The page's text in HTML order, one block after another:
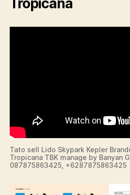
Tropicana
Tato sell Lido Skypark Kepler
Tropicana TBK manage by Banyan
087875863425, +6287875863425